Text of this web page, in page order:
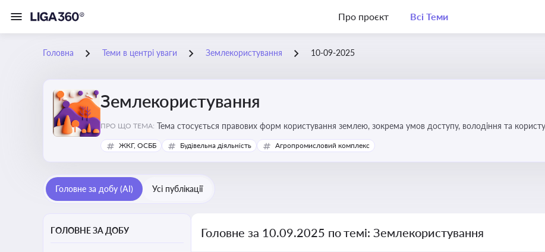
Про проєкт Всі Теми
Головна Теми в центрі уваги Землекористування 10-09-2025
Землекористування
ПРО ЩО ТЕМА: Тема стосується правових форм користування землею, зокрема умов доступу, володіння та
власності
ЖКГ, ОСББ Будівельна діяльність Агропромисловий комплекс
Головне за добу (AI) Усі публікації
ГОЛОВНЕ ЗА ДОБУ Головне за 10.09.2025 по темі: Землекористування